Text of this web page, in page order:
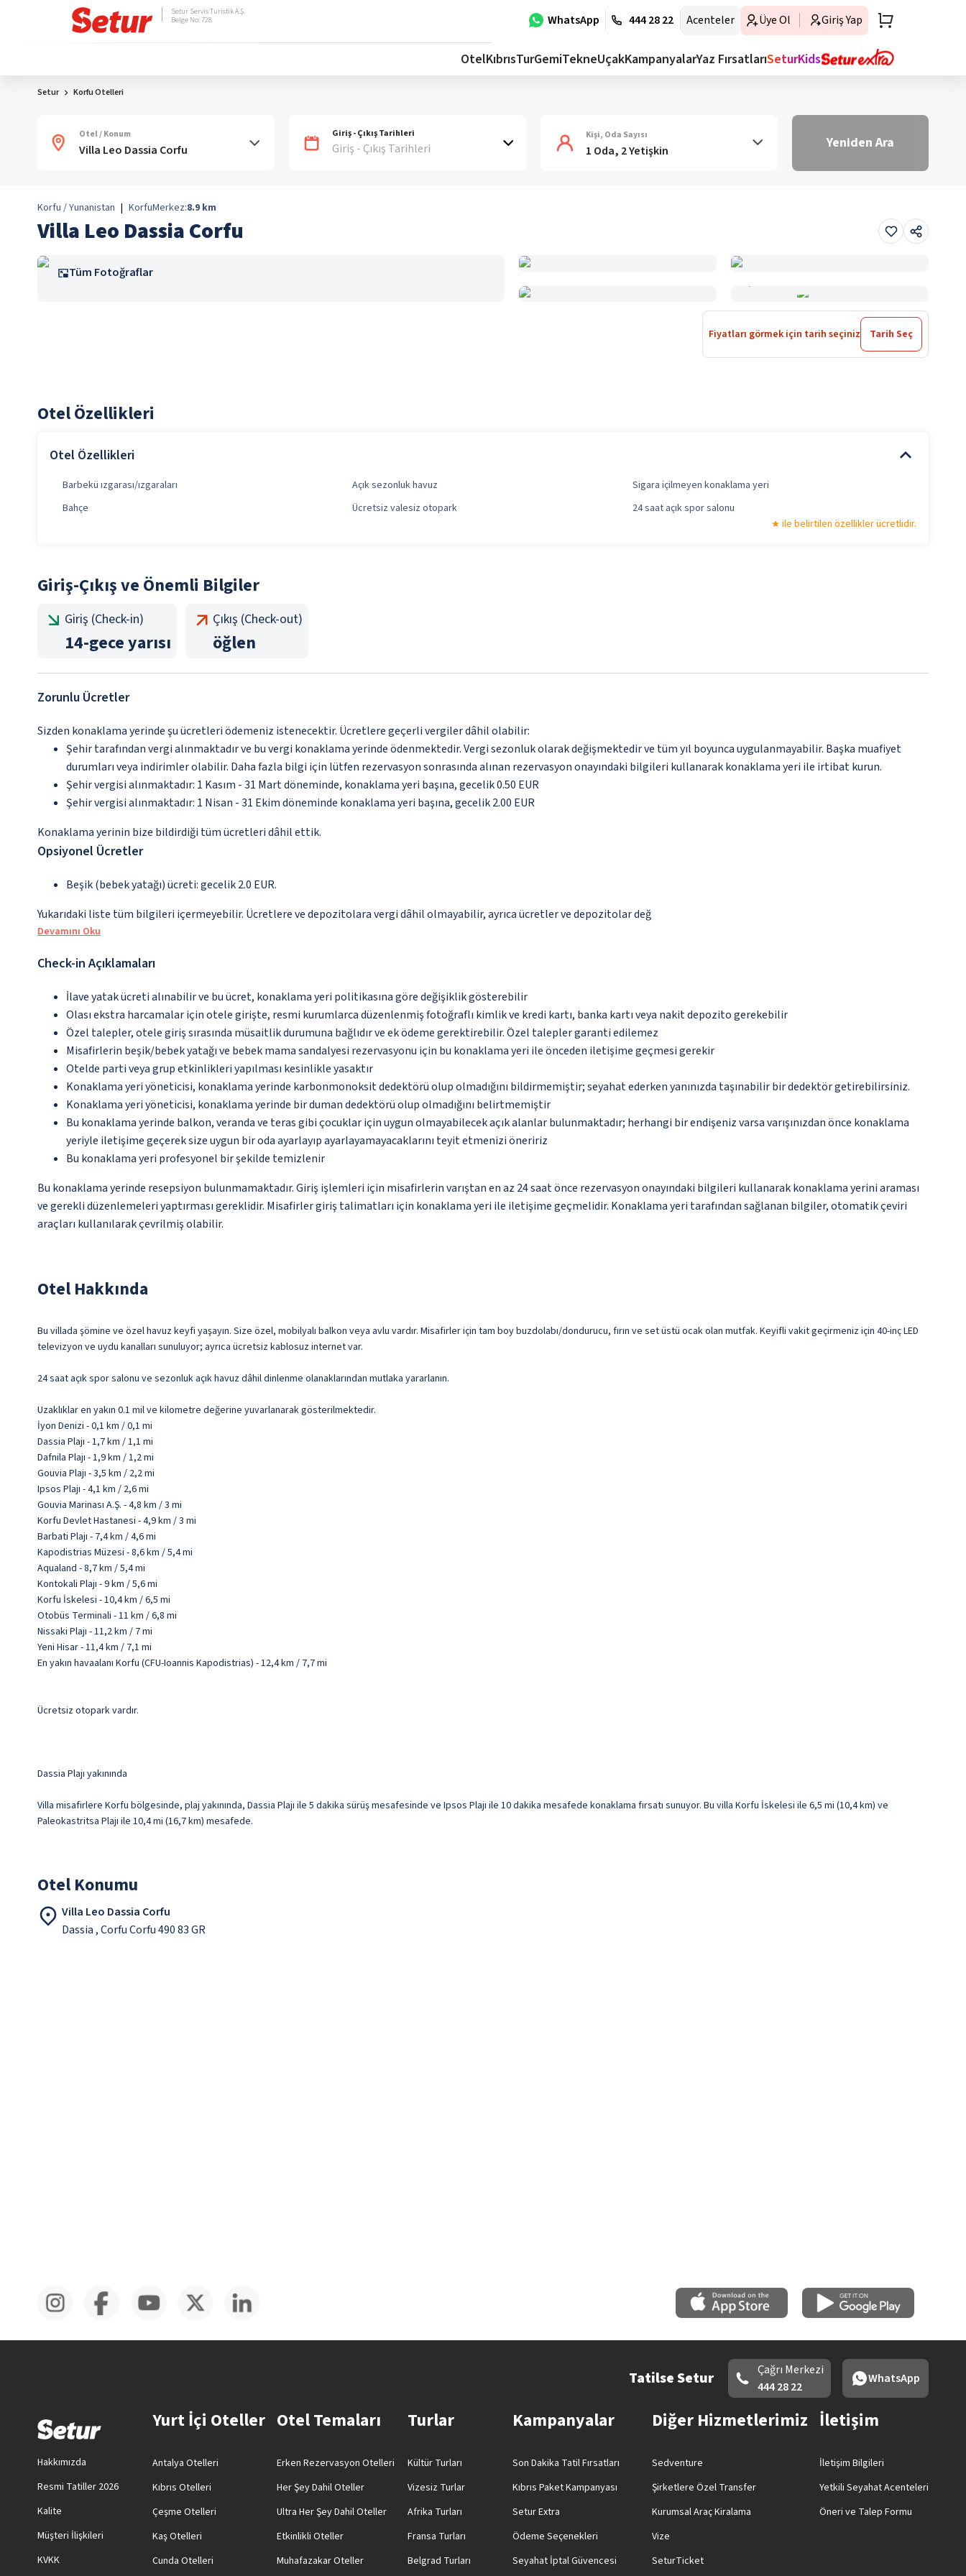
WhatsApp 444 28 22 Acenteler Üye Ol Giriş Yap
Setur Servis Turistik A.Ş.
Belge No: 728
OtelKıbrısTurGemiTekneUçakKampanyalarYaz FırsatlarıSeturKids
Setur Korfu Otelleri
Otel / Konum Giriş - Çıkış Tarihleri
Giriş - Çıkış Tarihleri
Kişi, Oda Sayısı
1 Oda, 2 Yetişkin Yeniden Ara
Korfu / Yunanistan | KorfuMerkez:8.9 km
Villa Leo Dassia Corfu
Tüm Fotoğraflar
Fiyatları görmek için tarih seçiniz Tarih Seç
Otel Özellikleri
Otel Özellikleri
Barbekü ızgarası/ızgaraları Açık sezonluk havuz
Sigara içilmeyen konaklama yeri
Bahçe
Ücretsiz valesiz otopark
24 saat açık spor salonu
ile belirtilen özellikler ücretlidir.
Giriş-Çıkış ve Önemli Bilgiler
Giriş (Check-in)
14-gece yarısı
Çıkış (Check-out)
öğlen
Zorunlu Ücretler
Sizden konaklama yerinde şu ücretleri ödemeniz istenecektir. Ücretlere geçerli vergiler dâhil olabilir:
Şehir tarafından vergi alınmaktadır ve bu vergi konaklama yerinde ödenmektedir. Vergi sezonluk olarak değişmektedir ve tüm yıl boyunca uygulanmayabilir. Başka muafiyet
durumları veya indirimler olabilir. Daha fazla bilgi için lütfen rezervasyon sonrasında alınan rezervasyon onayındaki bilgileri kullanarak konaklama yeri ile irtibat kurun.
Şehir vergisi alınmaktadır: 1 Kasım - 31 Mart döneminde, konaklama yeri başına, gecelik 0.50 EUR
Şehir vergisi alınmaktadır: 1 Nisan - 31 Ekim döneminde konaklama yeri başına, gecelik 2.00 EUR
Konaklama yerinin bize bildirdiği tüm ücretleri dâhil ettik.
Opsiyonel Ücretler
Beşik (bebek yatağı) ücreti: gecelik 2.0 EUR.
Yukarıdaki liste tüm bilgileri içermeyebilir. Ücretlere ve depozitolara vergi dâhil olmayabilir, ayrıca ücretler ve depozitolar değ
Devamını Oku
Check-in Açıklamaları
İlave yatak ücreti alınabilir ve bu ücret, konaklama yeri politikasına göre değişiklik gösterebilir
Olası ekstra harcamalar için otele girişte, resmi kurumlarca düzenlenmiş fotoğraflı kimlik ve kredi kartı, banka kartı veya nakit depozito gerekebilir
Özel talepler, otele giriş sırasında müsaitlik durumuna bağlıdır ve ek ödeme gerektirebilir. Özel talepler garanti edilemez
Misafirlerin beşik/bebek yatağı ve bebek mama sandalyesi rezervasyonu için bu konaklama yeri ile önceden iletişime geçmesi gerekir
Otelde parti veya grup etkinlikleri yapılması kesinlikle yasaktır
Konaklama yeri yöneticisi, konaklama yerinde karbonmonoksit dedektörü olup olmadığını bildirmemiştir; seyahat ederken yanınızda taşınabilir bir dedektör getirebilirsiniz.
Konaklama yeri yöneticisi, konaklama yerinde bir duman dedektörü olup olmadığını belirtmemiştir
Bu konaklama yerinde balkon, veranda ve teras gibi çocuklar için uygun olmayabilecek açık alanlar bulunmaktadır; herhangi bir endişeniz varsa varışınızdan önce konaklama
yeriyle iletişime geçerek size uygun bir oda ayarlayıp ayarlayamayacaklarını teyit etmenizi öneririz
Bu konaklama yeri profesyonel bir şekilde temizlenir
Bu konaklama yerinde resepsiyon bulunmamaktadır. Giriş işlemleri için misafirlerin varıştan en az 24 saat önce rezervasyon onayındaki bilgileri kullanarak konaklama yerini araması
ve gerekli düzenlemeleri yaptırması gereklidir. Misafirler giriş talimatları için konaklama yeri ile iletişime geçmelidir. Konaklama yeri tarafından sağlanan bilgiler, otomatik çeviri
araçları kullanılarak çevrilmiş olabilir.
Otel Hakkında
Bu villada şömine ve özel havuz keyfi yaşayın. Size özel, mobilyalı balkon veya avlu vardır. Misafirler için tam boy buzdolabı/dondurucu, fırın ve set üstü ocak olan mutfak. Keyifli vakit geçirmeniz için 40-inç LED
televizyon ve uydu kanalları sunuluyor; ayrıca ücretsiz kablosuz internet var.
24 saat açık spor salonu ve sezonluk açık havuz dâhil dinlenme olanaklarından mutlaka yararlanın.
Uzaklıklar en yakın 0.1 mil ve kilometre değerine yuvarlanarak gösterilmektedir.
İyon Denizi - 0,1 km / 0,1 mi
Dassia Plajı - 1,7 km / 1,1 mi
Dafnila Plajı - 1,9 km / 1,2 mi
Gouvia Plajı - 3,5 km / 2,2 mi
Ipsos Plajı - 4,1 km / 2,6 mi
Gouvia Marinası A.Ş. - 4,8 km / 3 mi
Korfu Devlet Hastanesi - 4,9 km / 3 mi
Barbati Plajı - 7,4 km / 4,6 mi
Kapodistrias Müzesi - 8,6 km / 5,4 mi
Aqualand - 8,7 km / 5,4 mi
Kontokali Plajı - 9 km / 5,6 mi
Korfu İskelesi - 10,4 km / 6,5 mi
Otobüs Terminali - 11 km / 6,8 mi
Nissaki Plajı - 11,2 km / 7 mi
Yeni Hisar - 11,4 km / 7,1 mi
En yakın havaalanı Korfu (CFU-Ioannis Kapodistrias) - 12,4 km / 7,7 mi
Ücretsiz otopark vardır.
Dassia Plajı yakınında
Villa misafirlere Korfu bölgesinde, plaj yakınında, Dassia Plajı ile 5 dakika sürüş mesafesinde ve Ipsos Plajı ile 10 dakika mesafede konaklama fırsatı sunuyor. Bu villa Korfu İskelesi ile 6,5 mi (10,4 km) ve
Paleokastritsa Plajı ile 10,4 mi (16,7 km) mesafede.
Otel Konumu
Villa Leo Dassia Corfu
Dassia , Corfu Corfu 490 83 GR
Tatilse Setur
Çağrı Merkezi
444 28 22
WhatsApp
Hakkımızda
Resmi Tatiller 2026
Kalite
Müşteri İlişkileri
KVKK
Yurt İçi Oteller
Antalya Otelleri
Kıbrıs Otelleri
Çeşme Otelleri
Kaş Otelleri
Cunda Otelleri
Otel Temaları
Erken Rezervasyon Otelleri
Her Şey Dahil Oteller
Ultra Her Şey Dahil Oteller
Etkinlikli Oteller
Muhafazakar Oteller
Turlar
Kültür Turları
Vizesiz Turlar
Afrika Turları
Fransa Turları
Belgrad Turları
Kampanyalar
Son Dakika Tatil Fırsatları
Kıbrıs Paket Kampanyası
Setur Extra
Ödeme Seçenekleri
Seyahat İptal Güvencesi
Diğer Hizmetlerimiz
Sedventure
Şirketlere Özel Transfer
Kurumsal Araç Kiralama
Vize
SeturTicket
İletişim
İletişim Bilgileri
Yetkili Seyahat Acenteleri
Öneri ve Talep Formu